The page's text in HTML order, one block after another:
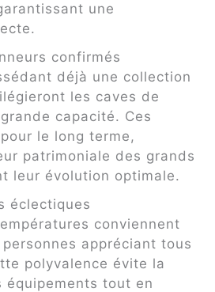
une
confirmés
déjà une collection
les caves de
capacité. Ces
le long terme,
patrimoniale des grands
leur évolution optimale.
éclectiques
conviennent
appréciant tous
polyvalence évite la
équipements tout en